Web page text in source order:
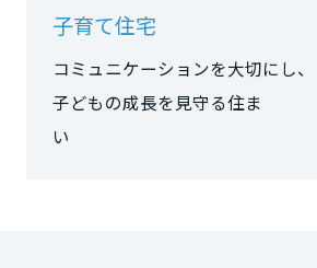
子育て住宅
コミュニケーションを大切にし、
子どもの成長を見守る住ま
い
兵庫県
奈良県